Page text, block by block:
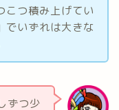
こつ積み上げてい
でいずれは大きな
ずつ少